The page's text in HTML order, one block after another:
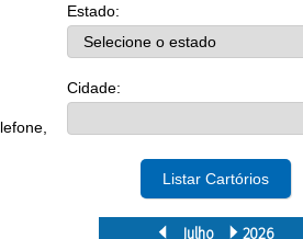
Estado:
Cidade:
Listar Cartórios